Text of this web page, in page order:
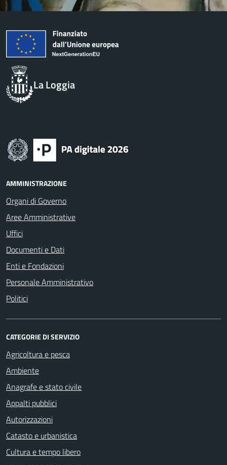
La Loggia
AMMINISTRAZIONE
Organi di Governo
Aree Amministrative
Uffici
Documenti e Dati
Enti e Fondazioni
Personale Amministrativo
Politici
CATEGORIE DI SERVIZIO
Agricoltura e pesca
Ambiente
Anagrafe e stato civile
Appalti pubblici
Autorizzazioni
Catasto e urbanistica
Cultura e tempo libero